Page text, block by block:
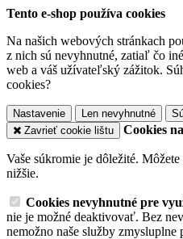
Tento e-shop používa cookies
Na našich webových stránkach
z nich sú nevyhnutné, zatiaľ čo
web a váš užívateľský zážitok.
cookies?
Nastavenie Len nevyhnutné
Zavrieť cookie lištu
Cookies
Vaše súkromie je dôležité.
nižšie.
Cookies nevyhnutné pre
nie je možné deaktivovať. Bez
nemožno naše služby zmysluplne